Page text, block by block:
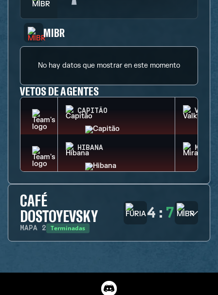
MIBR
No hay datos que mostrar en este momento
VETOS DE AGENTES
CAPITÃO
HIBANA MIRA
CAFÉ
DOSTOYEVSKY
MAPA 2 Terminadas
4 : 7